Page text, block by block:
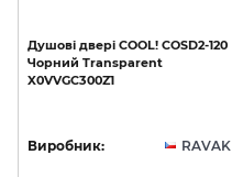
Душові двері COOL! COSD2-120
Чорний Transparent
X0VVGC300Z1
Виробник: RAVAK